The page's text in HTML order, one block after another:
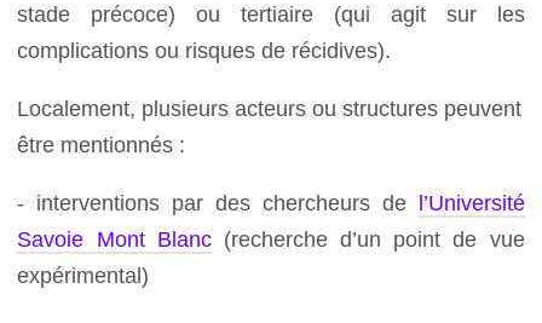
stade précoce) ou tertiaire (qui agit sur les
complications ou risques de récidives).
Localement, plusieurs acteurs ou structures peuvent
être mentionnés :
- interventions par des chercheurs de l’Université
Savoie Mont Blanc(recherche d’un point de vue
expérimental)